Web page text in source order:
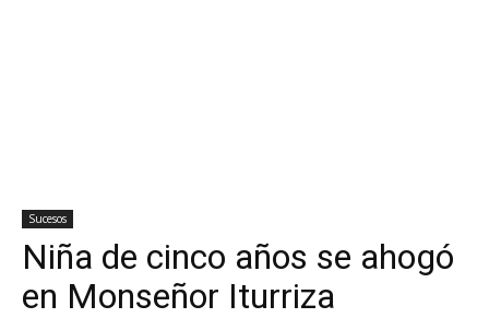
Sucesos
Niña de cinco años se ahogó
en Monseñor Iturriza